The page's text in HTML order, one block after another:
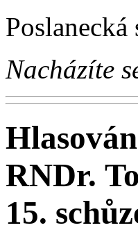
Nacházíte
RNDr.
15.